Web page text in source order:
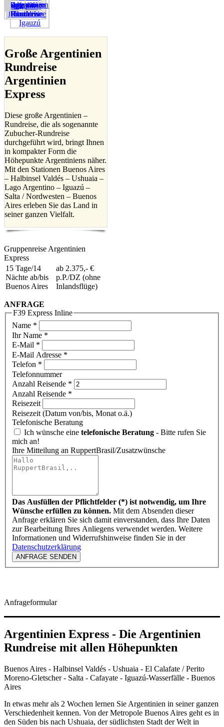
Große Argentinien
Rundreise
Argentinien
Express
Diese große Argentinien –
Rundreise, die als sogenannte
Zubucher-Rundreise
durchgeführt wird, bringt Ihnen
in kompakter Form die
Höhepunkte Argentiniens näher.
Mit den Stationen Buenos Aires
– Halbinsel Valdés – Ushuaia –
Lago Argentino – Iguazú –
Salta / Nordwesten – Buenos
Aires erleben Sie das Land in
seiner ganzen Vielfalt.
Gruppenreise Argentinien
Express
15 Tage/14
Nächte ab/bis
Buenos Aires
ab 2.375,- €
p.P./DZ (ohne
Inlandsflüge)
ANFRAGE
F39 Express Inline
Name *
Ihr Name *
E-Mail *
E-Mail Adresse *
Telefon *
Telefonnummer
Anzahl Reisende *
Anzahl Reisende *
Reisezeit
Reisezeit (Datum von/bis, Monat o.ä.)
Telefonische Beratung
Ich wünsche eine telefonische Beratung - Bitte rufen Sie
mich an!
Ihre Mitteilung an RuppertBrasil/Zusatzwünsche
Das Ausfüllen der Pflichtfelder (*) ist notwendig, um Ihre
Wünsche erfüllen zu können. Mit dem Absenden dieser
Anfrage erklären Sie sich damit einverstanden, dass Ihre Daten
zur Bearbeitung Ihres Anliegens verwendet werden. Weitere
Informationen und Widerrufshinweise finden Sie in der
Datenschutzerklärung
ANFRAGE SENDEN
Anfrageformular
Argentinien Express - Die Argentinien
Rundreise mit allen Höhepunkten
Buenos Aires - Halbinsel Valdés - Ushuaia - El Calafate / Perito
Moreno-Gletscher - Salta - Cafayate - Iguazú-Wasserfälle - Buenos
Aires
In etwas mehr als 2 Wochen lernen Sie Argentinien in seiner ganzen
Verschiedenheit kennen. Von der Metropole Buenos Aires geht es in
den Süden bis nach Ushuaia, der südlichsten Stadt der Welt in